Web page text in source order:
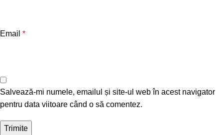
Email *
Salvează-mi numele, emailul și site-ul web în acest navigator
pentru data viitoare când o să comentez.